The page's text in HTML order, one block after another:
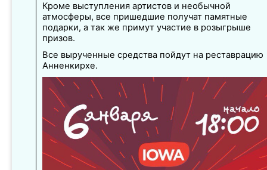
Кроме выступления артистов и необычной
атмосферы, все пришедшие получат памятные
подарки, а так же примут участие в розыгрыше
призов.
Все вырученные средства пойдут на реставрацию
Анненкирхе.